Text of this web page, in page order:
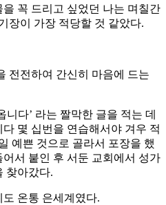
꼭 드리고 싶었던 나는 며칠간
장이 가장 적당할 것 같았다.
전전하여 간신히 마음에 드는
니다’ 라는 짤막한 글을 적는 데
몇 십번을 연습해서야 겨우 적
예쁜 것으로 골라서 포장을 했
서 붙인 후 서둔 교회에서 성가
찾아갔다.
온통 은세계였다.